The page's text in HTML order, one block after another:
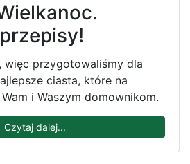
więc przygotowaliśmy dla
ciasta, które na
i Waszym domownikom.
Czytaj dalej...